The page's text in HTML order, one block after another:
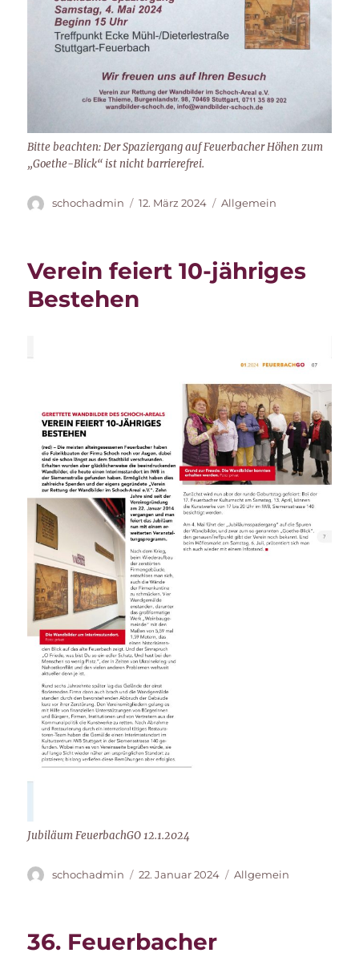
Bitte beachten: Der Spaziergang auf Feuerbacher Höhen zum
„Goethe-Blick“ ist nicht barrierefrei.
Autor
schochadmin
Veröffentlicht
12. März 2024 Kategorien
Allgemein
Verein feiert 10-jähriges
Bestehen
Jubiläum FeuerbachGO 12.1.2024
Autor
schochadmin
Veröffentlicht
22. Januar 2024 Kategorien
Allgemein
36. Feuerbacher